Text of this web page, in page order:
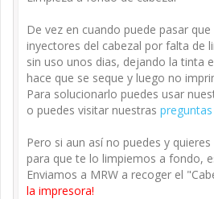
De vez en cuando puede pasar
inyectores del cabezal por falta de
sin uso unos dias, dejando la tinta
hace que se seque y luego no
Para solucionarlo puedes usar
o puedes visitar nuestras
Pero si aun así no puedes y
para que te lo limpiemos a fondo,
Enviamos a MRW a recoger el
la impresora!